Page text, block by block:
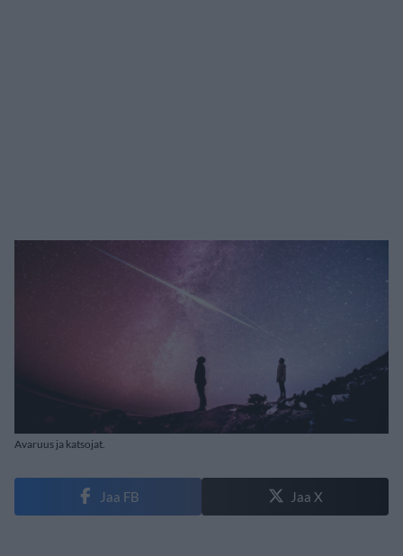
Avaruus ja katsojat.
Jaa FB Jaa X